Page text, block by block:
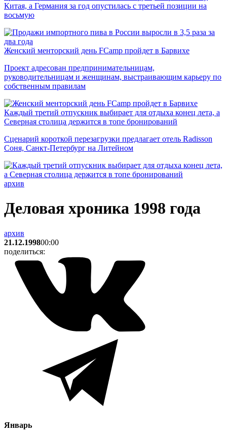
Китая, а Германия за год опустилась с третьей позиции на
восьмую
Женский менторский день FCamp пройдет в Барвихе
Проект адресован предпринимательницам,
руководительницам и женщинам, выстраивающим карьеру по
собственным правилам
Каждый третий отпускник выбирает для отдыха конец лета, а
Северная столица держится в топе бронирований
Сценарий короткой перезагрузки предлагает отель Radisson
Соня, Санкт-Петербург на Литейном
архив
Деловая хроника 1998 года
архив
21.12.199800:00
поделиться:
Январь